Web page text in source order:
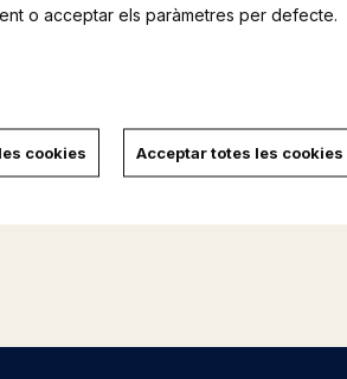
o acceptar els paràmetres per defecte.
cookies Acceptar totes les cookies